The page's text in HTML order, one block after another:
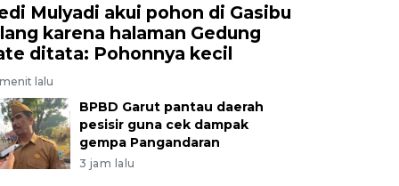
Mulyadi akui pohon di Gasibu
karena halaman Gedung
ditata: Pohonnya kecil
lalu
BPBD Garut pantau daerah
pesisir guna cek dampak
gempa Pangandaran
3 jam lalu